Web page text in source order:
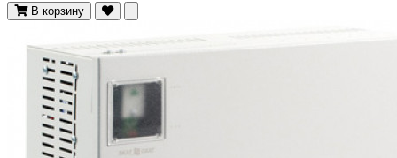
В корзину